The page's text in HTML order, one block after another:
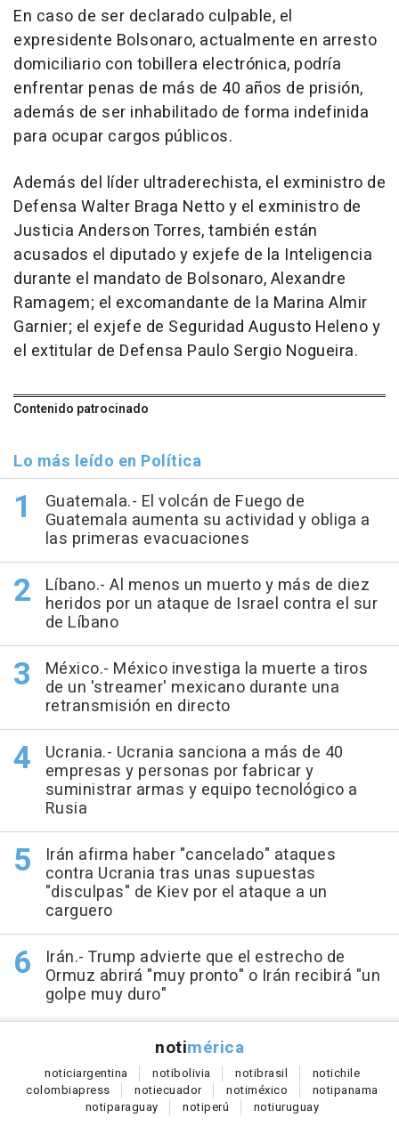
En caso de ser declarado culpable, el
expresidente Bolsonaro, actualmente en arresto
domiciliario con tobillera electrónica, podría
enfrentar penas de más de 40 años de prisión,
además de ser inhabilitado de forma indefinida
para ocupar cargos públicos.
Además del líder ultraderechista, el exministro de
Defensa Walter Braga Netto y el exministro de
Justicia Anderson Torres, también están
acusados el diputado y exjefe de la Inteligencia
durante el mandato de Bolsonaro, Alexandre
Ramagem; el excomandante de la Marina Almir
Garnier; el exjefe de Seguridad Augusto Heleno y
el extitular de Defensa Paulo Sergio Nogueira.
Contenido patrocinado
Lo más leído en Política
Guatemala.- El volcán de Fuego de
Guatemala aumenta su actividad y obliga a
las primeras evacuaciones
Líbano.- Al menos un muerto y más de diez
heridos por un ataque de Israel contra el sur
de Líbano
México.- México investiga la muerte a tiros
de un 'streamer' mexicano durante una
retransmisión en directo
Ucrania.- Ucrania sanciona a más de 40
empresas y personas por fabricar y
suministrar armas y equipo tecnológico a
Rusia
Irán afirma haber "cancelado" ataques
contra Ucrania tras unas supuestas
"disculpas" de Kiev por el ataque a un
carguero
Irán.- Trump advierte que el estrecho de
Ormuz abrirá "muy pronto" o Irán recibirá "un
golpe muy duro"
notimérica
noticiargentina notibolivia notibrasil notichile
colombiapress notiecuador notiméxico notipanama
notiparaguay notiperú notiuruguay